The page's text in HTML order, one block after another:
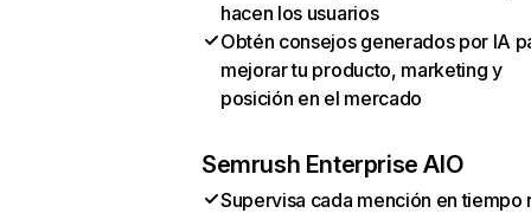
hacen los usuarios
Obtén consejos generados por IA
mejorar tu producto, marketing y
posición en el mercado
Semrush Enterprise AIO
Supervisa cada mención en tiempo